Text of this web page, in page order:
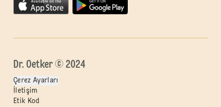
Dr. Oetker © 2024
Çerez Ayarları
İletişim
Etik Kod